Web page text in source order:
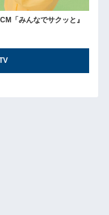
「みんなでサクッと』